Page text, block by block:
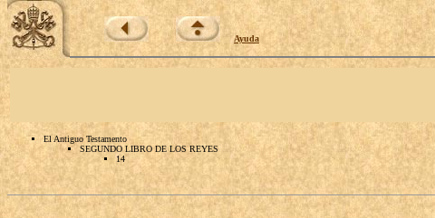
Ayuda
El Antiguo Testamento
SEGUNDO LIBRO DE LOS REYES
14